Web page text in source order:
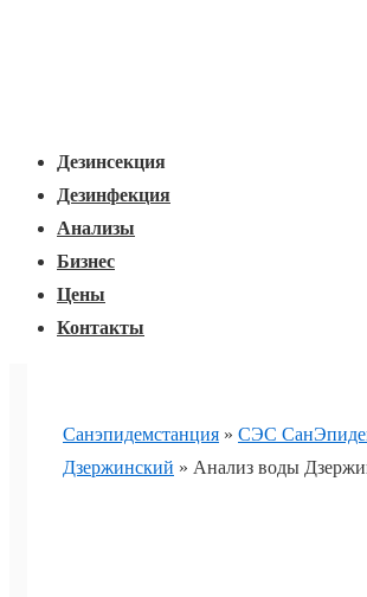
навигацияДезинсекция
Дезинфекция
Анализы
Бизнес
Цены
Контакты
Санэпидемстанция » СЭС
Дзержинский » Анализ воды